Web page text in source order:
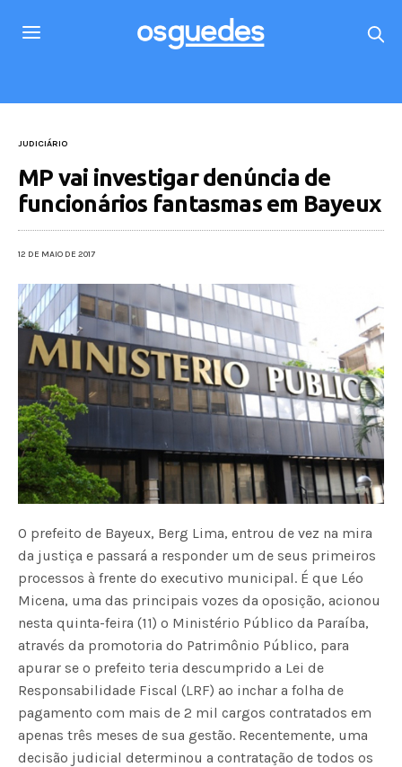
JUDICIÁRIO
MP vai investigar denúncia de
funcionários fantasmas em Bayeux
12 DE MAIO DE 2017
O prefeito de Bayeux, Berg Lima, entrou de vez na mira
da justiça e passará a responder um de seus primeiros
processos à frente do executivo municipal. É que Léo
Micena, uma das principais vozes da oposição, acionou
nesta quinta-feira (11) o Ministério Público da Paraíba,
através da promotoria do Patrimônio Público, para
apurar se o prefeito teria descumprido a Lei de
Responsabilidade Fiscal (LRF) ao inchar a folha de
pagamento com mais de 2 mil cargos contratados em
apenas três meses de sua gestão. Recentemente, uma
decisão judicial determinou a contratação de todos os